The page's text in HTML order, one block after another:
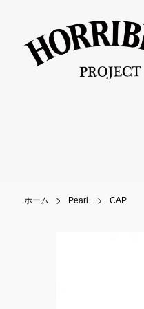
ホーム Pearl. CAP